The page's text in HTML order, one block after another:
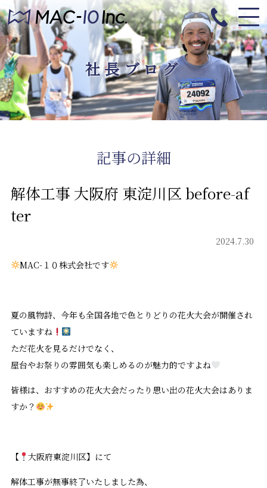
社長ブログ
記事の詳細
解体工事 大阪府 東淀川区 before-af
ter
2024.7.30
MAC-１０株式会社です
夏の風物詩、今年も全国各地で色とりどりの花火大会が開催され
ていますね
ただ花火を見るだけでなく、
屋台やお祭りの雰囲気も楽しめるのが魅力的ですよね
皆様は、おすすめの花火大会だったり思い出の花火大会はありま
すか？
【 大阪府東淀川区】にて
解体工事が無事終了いたしました為、